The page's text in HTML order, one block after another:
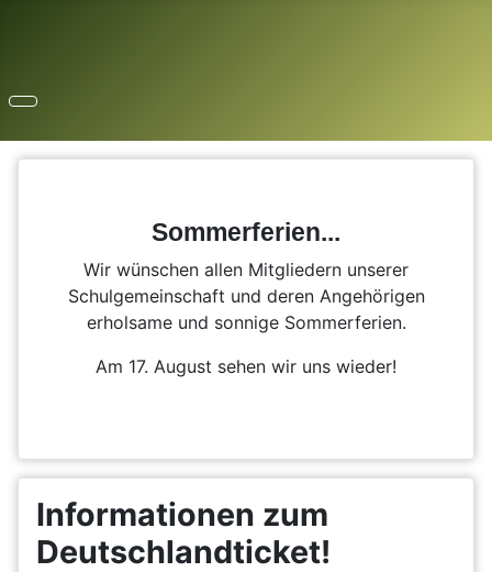
Sommerferien...
Wir wünschen allen Mitgliedern unserer
Schulgemeinschaft und deren Angehörigen
erholsame und sonnige Sommerferien.
Am 17. August sehen wir uns wieder!
Informationen zum
Deutschlandticket!